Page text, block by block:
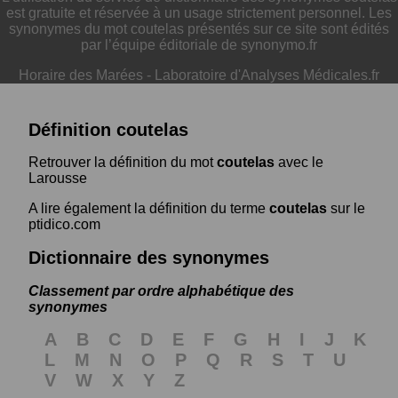
est gratuite et réservée à un usage strictement personnel. Les
synonymes du mot coutelas présentés sur ce site sont édités
par l’équipe éditoriale de synonymo.fr
Horaire des Marées - Laboratoire d'Analyses Médicales.fr
Définition coutelas
Retrouver la définition du motcoutelas avec le
Larousse
A lire également la définition du terme coutelas sur le
ptidico.com
Dictionnaire des synonymes
Classement par ordre alphabétique des
synonymes
A B C D E F G H I J
K
L
M N O P Q R S T
U
V
W X Y Z